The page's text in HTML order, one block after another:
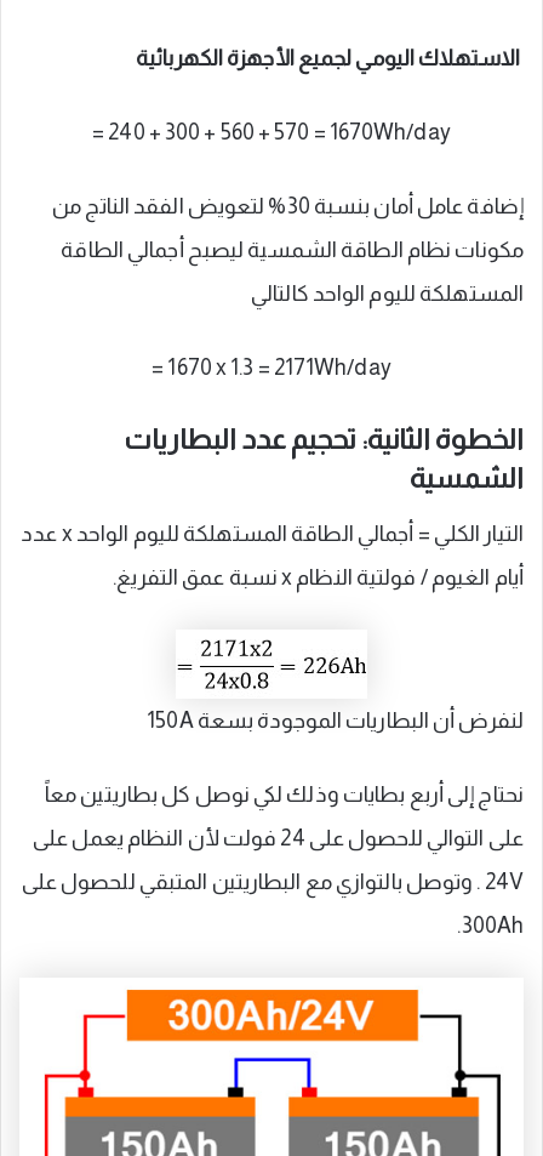
الاستهلاك اليومي لجميع الأجهزة الكهربائية
= 240 + 300 + 560 + 570 = 1670Wh/day
إضافة عامل أمان بنسبة 30% لتعويض الفقد الناتج من
مكونات نظام الطاقة الشمسية ليصبح أجمالي الطاقة
المستهلكة لليوم الواحد كالتالي
= 1670 x 1.3 = 2171Wh/day
الخطوة الثانية: تحجيم عدد البطاريات
الشمسية
التيار الكلي = أجمالي الطاقة المستهلكة لليوم الواحد x عدد
أيام الغيوم / فولتية النظام x نسبة عمق التفريغ.
لنفرض أن البطاريات الموجودة بسعة 150A
نحتاج إلى أربع بطايات وذلك لكي نوصل كل بطاريتين معاً
على التوالي للحصول على 24 فولت لأن النظام يعمل على
24V . وتوصل بالتوازي مع البطاريتين المتبقي للحصول على
300Ah.